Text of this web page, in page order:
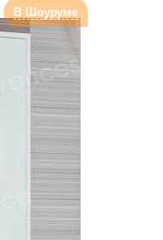
В Шоуруме